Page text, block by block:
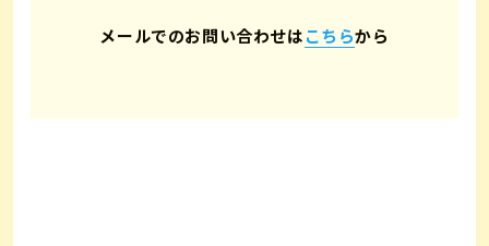
メールでのお問い合わせはこちらから